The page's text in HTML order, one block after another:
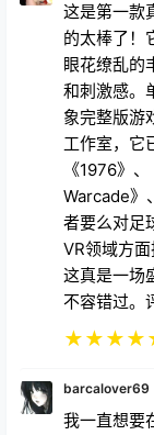
这是第一款
的太棒了！
眼花缭乱的
和刺激感。
象完整版游
工作室，它
《1976》
Warcade》
者要么对足
VR领域方
这真是一场
不容错过。
★★★★
barcalover69
我一直想要